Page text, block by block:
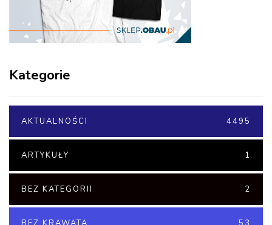
Kategorie
AKTUALNOŚCI 4495
ARTYKUŁY 1
BEZ KATEGORII 2